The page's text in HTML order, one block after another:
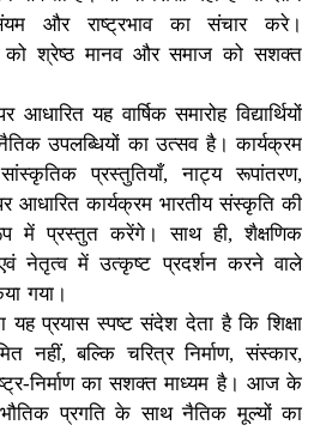
और राष्ट्रभाव का संचार करे।
को श्रेष्ठ मानव और समाज को सशक्त
आधारित यह वार्षिक समारोह विद्यार्थियों
उपलब्धियों का उत्सव है। कार्यक्रम
सांस्कृतिक प्रस्तुतियाँ, नाट्य रूपांतरण,
आधारित कार्यक्रम भारतीय संस्कृति की
में प्रस्तुत करेंगे। साथ ही, शैक्षणिक
नेतृत्व में उत्कृष्ट प्रदर्शन करने वाले
गया।
यह प्रयास स्पष्ट संदेश देता है कि शिक्षा
नहीं, बल्कि चरित्र निर्माण, संस्कार,
निर्माण का सशक्त माध्यम है। आज के
भौतिक प्रगति के साथ नैतिक मूल्यों का